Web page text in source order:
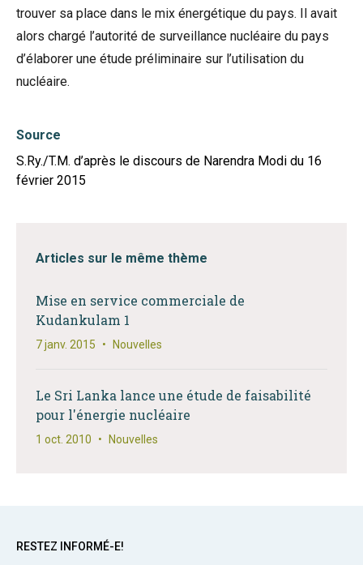
trouver sa place dans le mix énergétique du pays. Il avait
alors chargé l’autorité de surveillance nucléaire du pays
d’élaborer une étude préliminaire sur l’utilisation du
nucléaire.
Source
S.Ry./T.M. d’après le discours de Narendra Modi du 16
février 2015
Articles sur le même thème
Mise en service commerciale de
Kudankulam 1
7 janv. 2015 • Nouvelles
Le Sri Lanka lance une étude de faisabilité
pour l'énergie nucléaire
1 oct. 2010 • Nouvelles
RESTEZ INFORMÉ-E!